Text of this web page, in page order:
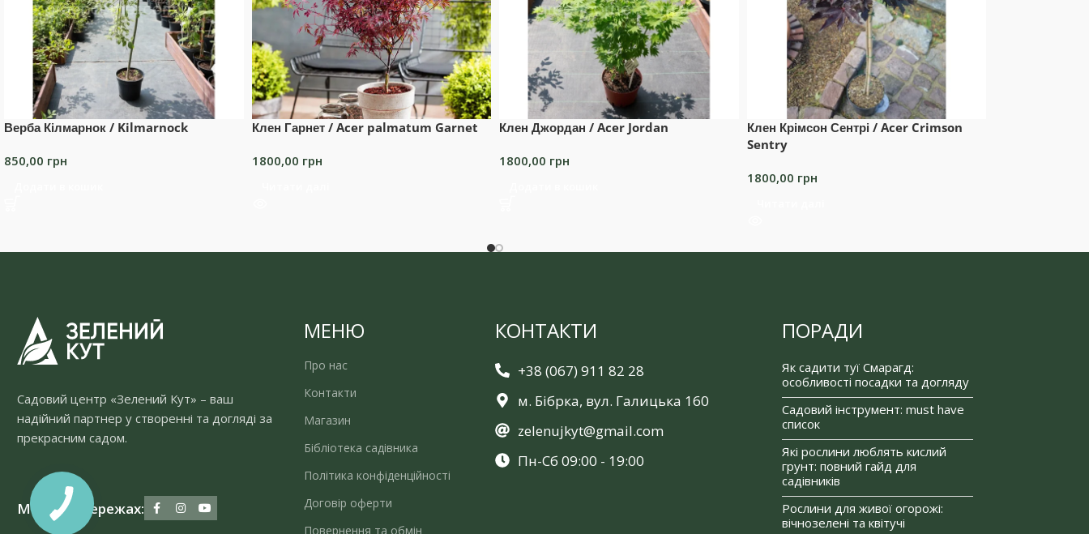
Верба Кілмарнок / Kilmarnock
850,00 грн
Клен Гарнет / Acer palmatum Garnet
1800,00 грн
Клен Джордан / Acer Jordan
1800,00 грн
Клен Крімсон Сентрі / Acer Crimson
Sentry
1800,00 грн
Садовий центр «Зелений Кут» – ваш
надійний партнер у створенні та догляді за
прекрасним садом.
Ми у соцмережах:
МЕНЮ
Про нас
Контакти
Магазин
Бібліотека садівника
Політика конфіденційності
Договір оферти
Повернення та обмін
КОНТАКТИ
+38 (067) 911 82 28
м. Бібрка, вул. Галицька 160
zelenujkyt@gmail.com
Пн-Сб 09:00 - 19:00
ПОРАДИ
Як садити туї Смарагд:
особливості посадки та догляду
Садовий інструмент: must have
список
Які рослини люблять кислий
грунт: повний гайд для
садівників
Рослини для живої огорожі:
вічнозелені та квітучі